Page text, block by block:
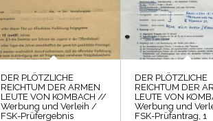
DER PLÖTZLICHE
REICHTUM DER ARMEN
LEUTE VON KOMBACH //
Werbung und Verleih /
FSK-Prüfergebnis
DER PLÖTZLICHE
REICHTUM DER
LEUTE VON
Werbung und
FSK-Prüfantrag, 1